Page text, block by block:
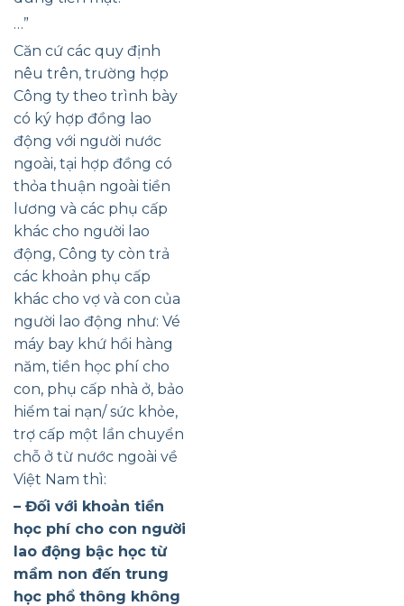
…”
Căn cứ các quy định
nêu trên, trường hợp
Công ty theo trình bày
có ký hợp đồng lao
động với người nước
ngoài, tại hợp đồng có
thỏa thuận ngoài tiền
lương và các phụ cấp
khác cho người lao
động, Công ty còn trả
các khoản phụ cấp
khác cho vợ và con của
người lao động như: Vé
máy bay khứ hồi hàng
năm, tiền học phí cho
con, phụ cấp nhà ở, bảo
hiểm tai nạn/ sức khỏe,
trợ cấp một lần chuyển
chỗ ở từ nước ngoài về
Việt Nam thì:
– Đối với khoản tiền
học phí cho con người
lao động bậc học từ
mầm non đến trung
học phổ thông không